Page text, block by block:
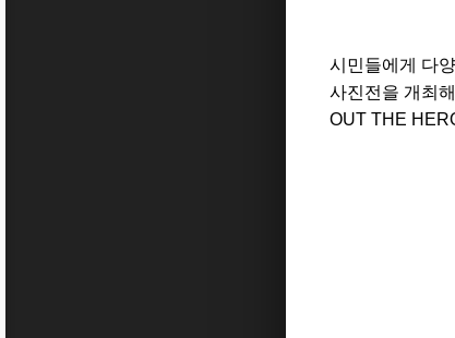
시민들에게 다
사진전을 개최
OUT THE